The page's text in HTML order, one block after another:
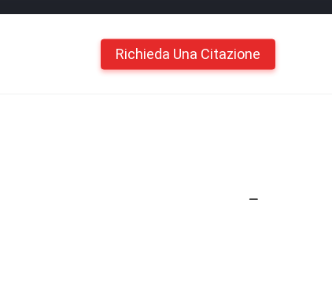
Richieda Una Citazione